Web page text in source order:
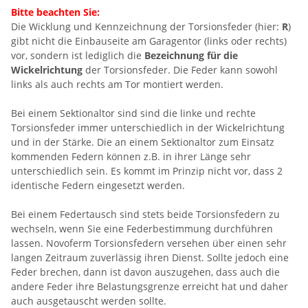
Bitte beachten Sie:
Die Wicklung und Kennzeichnung der Torsionsfeder (hier: R)
gibt nicht die Einbauseite am Garagentor (links oder rechts)
vor, sondern ist lediglich die Bezeichnung für die
Wickelrichtung der Torsionsfeder. Die Feder kann sowohl
links als auch rechts am Tor montiert werden.
Bei einem Sektionaltor sind sind die linke und rechte
Torsionsfeder immer unterschiedlich in der Wickelrichtung
und in der Stärke. Die an einem Sektionaltor zum Einsatz
kommenden Federn können z.B. in ihrer Länge sehr
unterschiedlich sein. Es kommt im Prinzip nicht vor, dass 2
identische Federn eingesetzt werden.
Bei einem Federtausch sind stets beide Torsionsfedern zu
wechseln, wenn Sie eine Federbestimmung durchführen
lassen. Novoferm Torsionsfedern versehen über einen sehr
langen Zeitraum zuverlässig ihren Dienst. Sollte jedoch eine
Feder brechen, dann ist davon auszugehen, dass auch die
andere Feder ihre Belastungsgrenze erreicht hat und daher
auch ausgetauscht werden sollte.